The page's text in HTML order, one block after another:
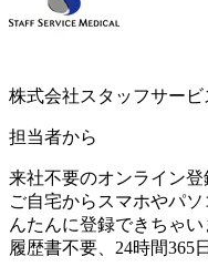
株式会社スタッフサービ
担当者から
来社不要のオンライン登
ご自宅からスマホやパ
んたんに登録できちゃい
履歴書不要、24時間365